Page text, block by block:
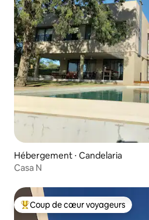
Hébergement ⋅ Candelaria
Casa N
Coups de cœur voyageurs les
Coup de cœur voyageurs